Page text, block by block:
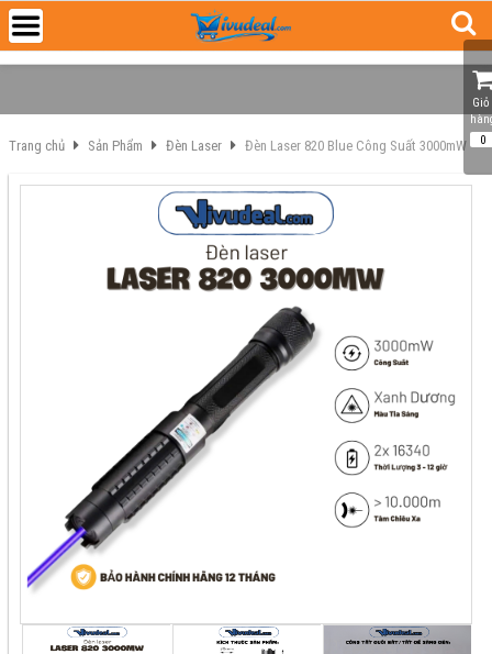
Trang chủ Sản Phẩm Đèn Laser Đèn Laser 820 Blue Công Suất 3000mW
Giỏ
0